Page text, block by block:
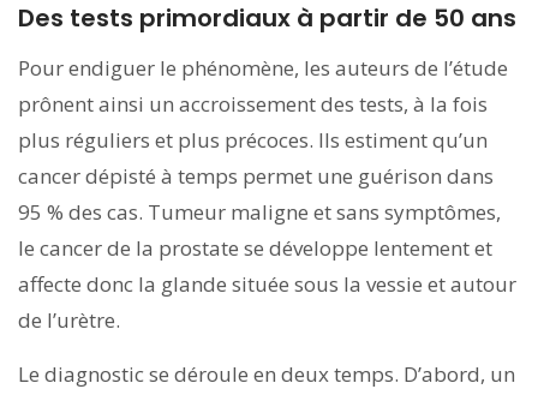
Des tests primordiaux à partir de 50 ans
Pour endiguer le phénomène, les auteurs de l’étude
prônent ainsi un accroissement des tests, à la fois
plus réguliers et plus précoces. Ils estiment qu’un
cancer dépisté à temps permet une guérison dans
95 % des cas. Tumeur maligne et sans symptômes,
le cancer de la prostate se développe lentement et
affecte donc la glande située sous la vessie et autour
de l’urètre.
Le diagnostic se déroule en deux temps. D’abord, un